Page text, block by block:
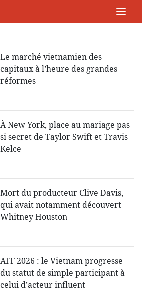
Le marché vietnamien des
capitaux à l’heure des grandes
réformes
À New York, place au mariage pas
si secret de Taylor Swift et Travis
Kelce
Mort du producteur Clive Davis,
qui avait notamment découvert
Whitney Houston
AFF 2026 : le Vietnam progresse
du statut de simple participant à
celui d’acteur influent